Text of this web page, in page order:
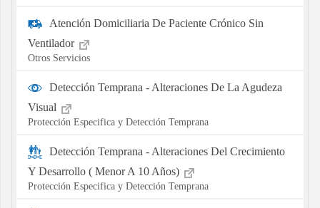
Atención Domiciliaria De Paciente Crónico Sin
Ventilador
Otros Servicios
Detección Temprana - Alteraciones De La Agudeza
Visual
Protección Especifica y Detección Temprana
Detección Temprana - Alteraciones Del Crecimiento
Y Desarrollo ( Menor A 10 Años)
Protección Especifica y Detección Temprana